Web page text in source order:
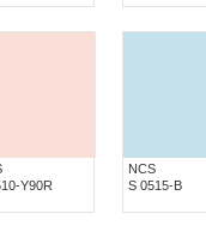
Y90R
NCS
S 0515-B